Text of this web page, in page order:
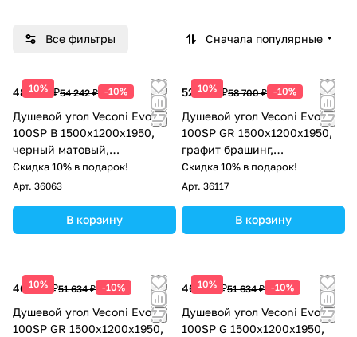
Все фильтры Сначала популярные
10%
48 818 ₽54 242 ₽ -10%
Душевой угол Veconi Evo
100SP B 1500х1200x1950,
черный матовый,
тонированное стекло
Скидка 10% в подарок!
Арт. 36063
В корзину
10%
52 830 ₽58 700 ₽ -10%
Душевой угол Veconi Evo
100SP GR 1500х1200x1950,
графит брашинг,
тонированное стекло
Скидка 10% в подарок!
Арт. 36117
В корзину
10%
46 471 ₽51 634 ₽ -10%
Душевой угол Veconi Evo
100SP GR 1500х1200x1950,
10%
46 471 ₽51 634 ₽ -10%
Душевой угол Veconi Evo
100SP G 1500х1200x1950,